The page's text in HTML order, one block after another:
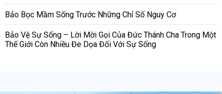
Bảo Bọc Mầm Sống Trước Những Chỉ Số Nguy Cơ
Bảo Vệ Sự Sống – Lời Mời Gọi Của Đức Thánh Cha Trong Một
Thế Giới Còn Nhiều Đe Dọa Đối Với Sự Sống